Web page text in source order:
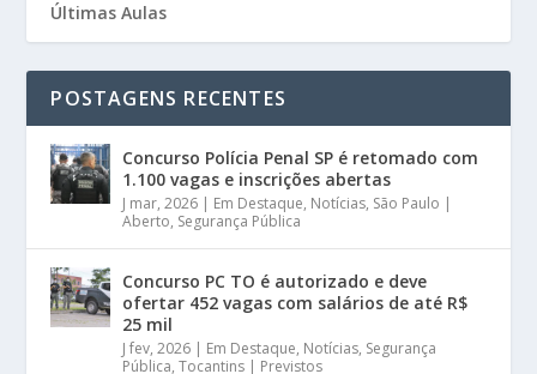
Últimas Aulas
POSTAGENS RECENTES
Concurso Polícia Penal SP é retomado com
1.100 vagas e inscrições abertas
J mar, 2026 | Em Destaque, Notícias, São Paulo |
Aberto, Segurança Pública
Concurso PC TO é autorizado e deve
ofertar 452 vagas com salários de até R$
25 mil
J fev, 2026 | Em Destaque, Notícias, Segurança
Pública,Tocantins | Previstos